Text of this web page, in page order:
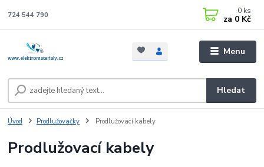
Menu
Hledat
724 544 790 0 ks
za 0 Kč
Úvod Prodlužovačky Prodlužovací kabely
Prodlužovací kabely